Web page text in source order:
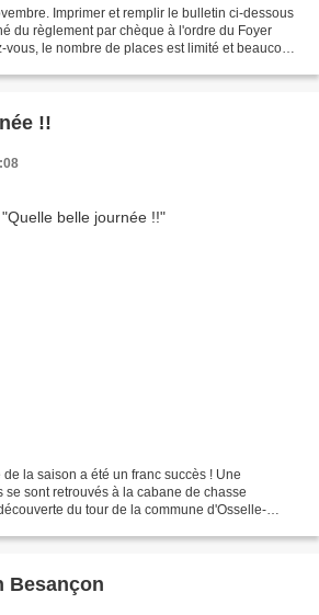
Imprimer et remplir le bulletin ci-dessous
du règlement par chèque à l'ordre du Foyer
le nombre de places est limité et beaucoup
!!
la saison a été un franc succès ! Une
sont retrouvés à la cabane de chasse
du tour de la commune d'Osselle-
Besançon